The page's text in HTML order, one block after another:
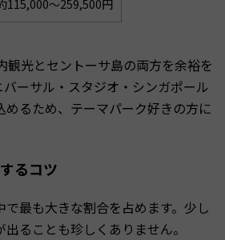
115,000〜259,500円
観光とセントーサ島の両方を余裕を
ーサル・スタジオ・シンガポール
めるため、テーマパーク好きの方に
るコツ
最も大きな割合を占めます。少し
ることも珍しくありません。